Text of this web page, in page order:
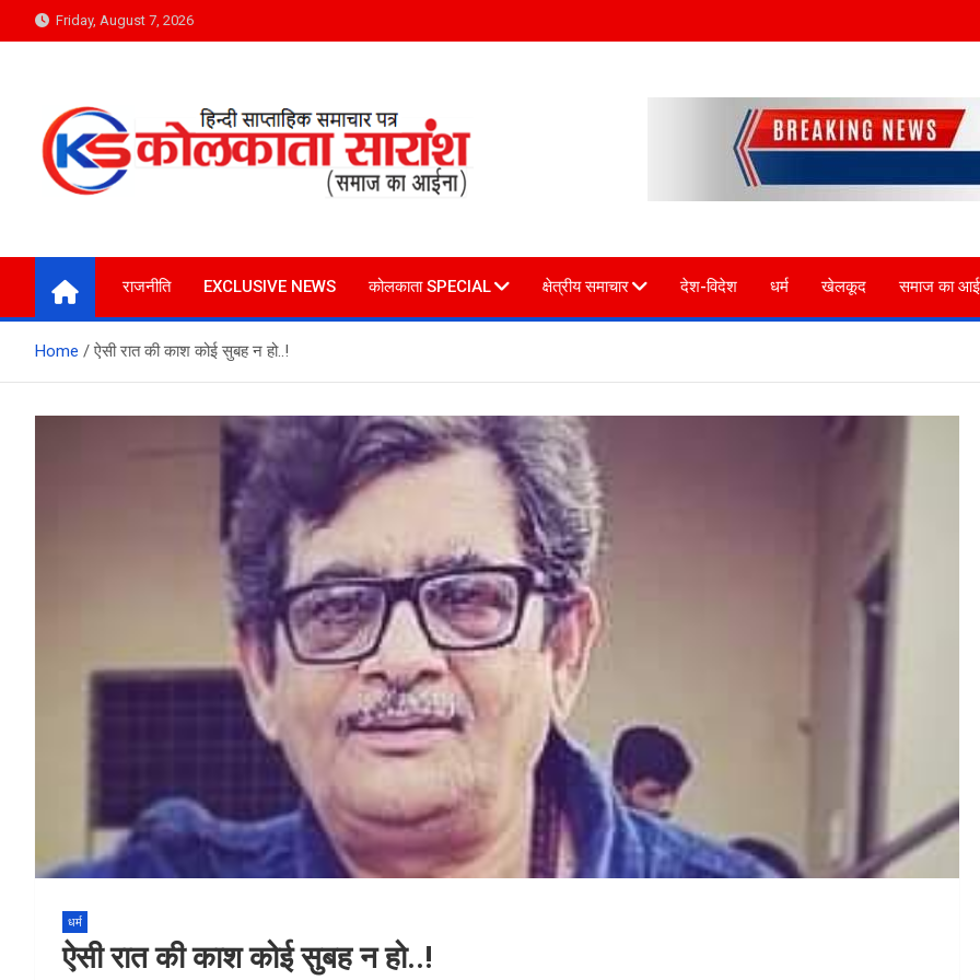
to
Friday, August 7, 2026
Kolkata Saransh News
राजनीति EXCLUSIVE NEWS कोलकाता SPECIAL क्षेत्रीय समाचार देश-विदेश धर्म खेलकूद समाज का
Home ऐसी रात की काश कोई सुबह न हो..!
धर्म
ऐसी रात की काश कोई सुबह न हो..!